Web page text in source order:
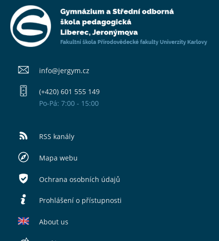
info@​jergym.cz
(+420) 601 555 149
Po-Pá: 7:00 - 15:00
RSS kanály
Mapa webu
Ochrana osobních údajů
Prohlášení o přístupnosti
About us